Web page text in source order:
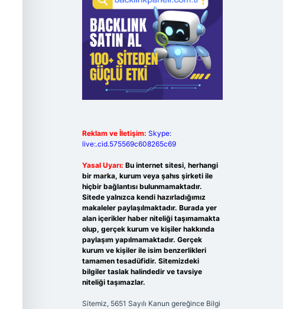
Reklam ve İletişim: Skype:
live:.cid.575569c608265c69
Yasal Uyarı: Bu internet sitesi, herhangi
bir marka, kurum veya şahıs şirketi ile
hiçbir bağlantısı bulunmamaktadır.
Sitede yalnızca kendi hazırladığımız
makaleler paylaşılmaktadır. Burada yer
alan içerikler haber niteliği taşımamakta
olup, gerçek kurum ve kişiler hakkında
paylaşım yapılmamaktadır. Gerçek
kurum ve kişiler ile isim benzerlikleri
tamamen tesadüfidir. Sitemizdeki
bilgiler taslak halindedir ve tavsiye
niteliği taşımazlar.
Sitemiz, 5651 Sayılı Kanun gereğince Bilgi